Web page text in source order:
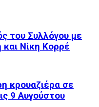
του Συλλόγου με
Νίκη Κορρέ
κρουαζιέρα σε
9 Αυγούστου